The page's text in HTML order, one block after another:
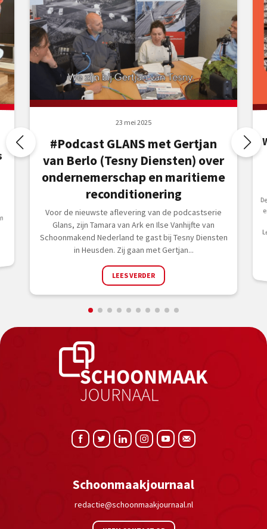
23 mei 2025
#Podcast GLANS met Gertjan
van Berlo (Tesny Diensten) over
ondernemerschap en maritieme
reconditionering
Voor de nieuwste aflevering van de podcastserie
Glans, zijn Tamara van Ark en Ilse Vanhijfte van
Schoonmakend Nederland te gast bij Tesny Diensten
in Heusden. Zij gaan met Gertjan...
LEES VERDER
De
Schoonmaakjournaal
redactie@schoonmaakjournaal.nl